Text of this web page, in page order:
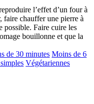
l’effet d’un four à
faire chauffer une pierre à
possible. Faire cuire les
bouillonne et que la
de 30 minutes Moins de 6
Végétariennes